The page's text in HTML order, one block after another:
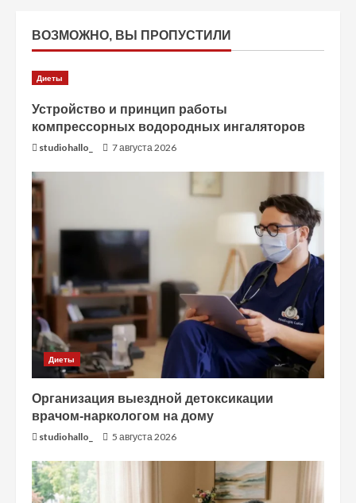
ВОЗМОЖНО, ВЫ ПРОПУСТИЛИ
Диеты
Устройство и принцип работы
компрессорных водородных ингаляторов
studiohallo_ 7 августа 2026
Диеты
Организация выездной детоксикации
врачом-наркологом на дому
studiohallo_ 5 августа 2026